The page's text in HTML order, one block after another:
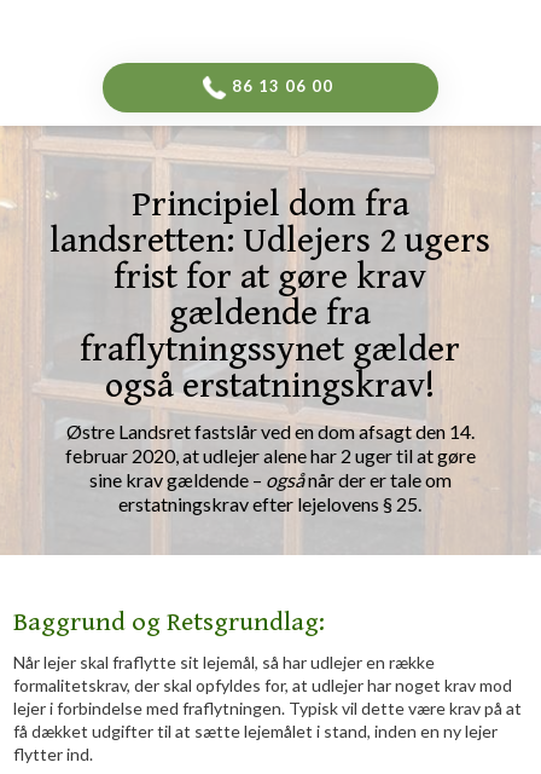
​86 13 06 00​
Principiel dom fra
landsretten: Udlejers 2 ugers
frist for at gøre krav
gældende fra
fraflytningssynet gælder
også erstatningskrav!
Østre Landsret fastslår ved en dom afsagt den 14.
februar 2020, at udlejer alene har 2 uger til at gøre
sine krav gældende – ogsånår der er tale om
erstatningskrav efter lejelovens § 25.​
Baggrund og Retsgrundlag:
Når lejer skal fraflytte sit lejemål, så har udlejer en række
formalitetskrav, der skal opfyldes for, at udlejer har noget krav mod
lejer i forbindelse med fraflytningen. Typisk vil dette være krav på at
få dækket udgifter til at sætte lejemålet i stand, inden en ny lejer
flytter ind.